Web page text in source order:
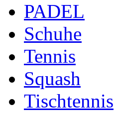
PADEL
Schuhe
Tennis
Squash
Tischtennis